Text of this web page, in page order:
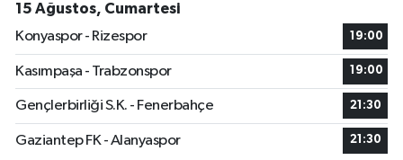
15 Ağustos, Cumartesi
Konyaspor - Rizespor
19:00
Kasımpaşa - Trabzonspor 19:00
Gençlerbirliği S.K. - Fenerbahçe 21:30
Gaziantep FK - Alanyaspor 21:30